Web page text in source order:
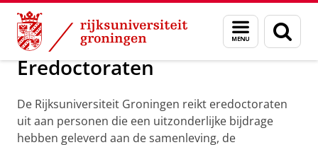
Skip
Content
Skip
Navigation
Menu
en
zoeken
Over ons Profiel Prijzen en toekenningen
Eredoctoraten
De Rijksuniversiteit Groningen reikt eredoctoraten
uit aan personen die een uitzonderlijke bijdrage
hebben geleverd aan de samenleving, de